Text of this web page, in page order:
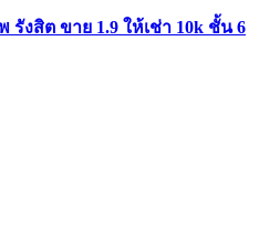
รังสิต ขาย 1.9 ให้เช่า 10k ชั้น 6